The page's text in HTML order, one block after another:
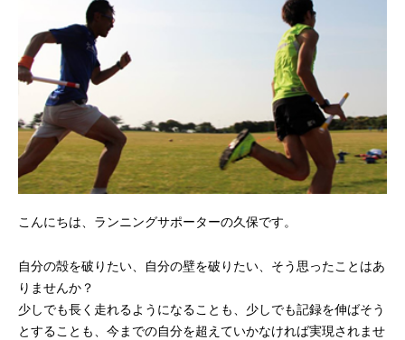
こんにちは、ランニングサポーターの久保です。
自分の殻を破りたい、自分の壁を破りたい、そう思ったことはあ
りませんか？
少しでも長く走れるようになることも、少しでも記録を伸ばそう
とすることも、今までの自分を超えていかなければ実現されませ